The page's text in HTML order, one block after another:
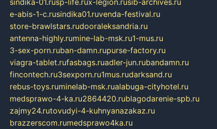
e-abis-1-c.rusindika01.ruvenda-festival.ru
store-brawlstars.rudooraleksandria.ru
antenna-highly.rumine-lab-msk.ru1-mus.ru
3-sex-porn.ruban-damn.rupurse-factory.ru
viagra-tablet.rufasbags.ruadler-jun.rubandamn.ru
fincontech.ru3sexporn.ru1mus.rudarksand.ru
rebus-toys.ruminelab-msk.rualabuga-cityhotel.ru
medsprawo-4-ka.ru2864420.rublagodarenie-spb.ru
zajmy24.rutovudyi-4-kuhnyanazakaz.ru
brazzerscom.rumedsprawo4ka.ru